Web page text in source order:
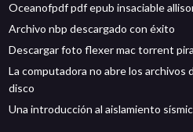
Oceanofpdf pdf epub insaciable
Archivo nbp descargado con éxito
Descargar foto flexer mac torrent
La computadora no abre los archivos
disco
Una introducción al aislamiento